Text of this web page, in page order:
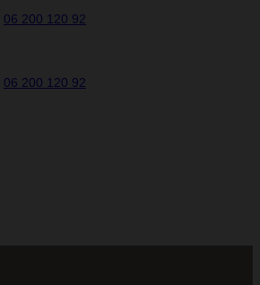
06 200 120 92
06 200 120 92